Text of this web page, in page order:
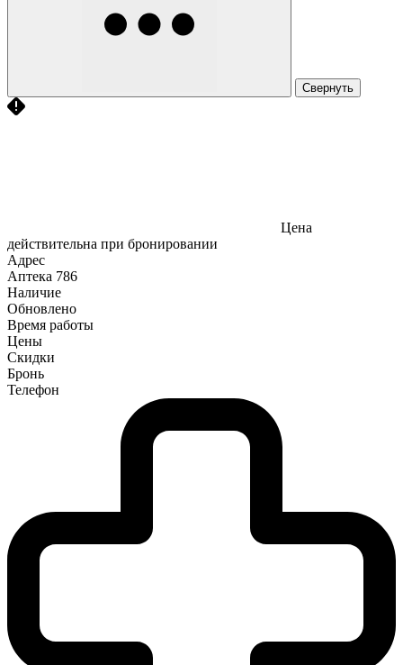
Свернуть
Цена
действительна при бронировании
Адрес
Аптека 786
Наличие
Обновлено
Время работы
Цены
Скидки
Бронь
Телефон